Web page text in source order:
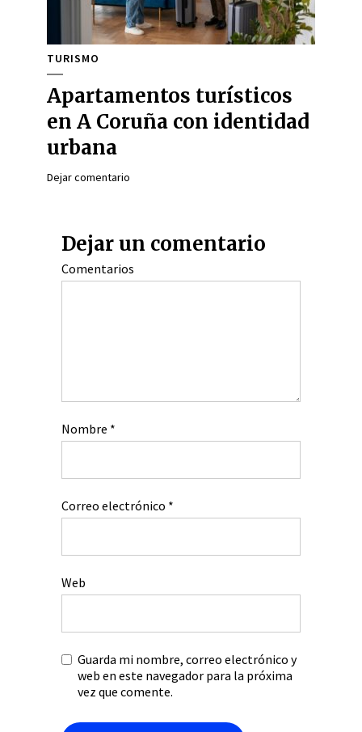
TURISMO
Apartamentos turísticos
en A Coruña con identidad
urbana
Dejar comentario
Dejar un comentario
Comentarios
Nombre *
Correo electrónico *
Web
Guarda mi nombre, correo electrónico y
web en este navegador para la próxima
vez que comente.